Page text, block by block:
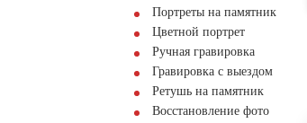
Портреты на памятник
Цветной портрет
Ручная гравировка
Гравировка с выездом
Ретушь на памятник
Восстановление фото